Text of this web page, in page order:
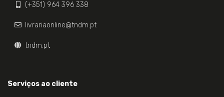
(+351) 964 396 338
livrariaonline@tndm.pt
tndm.pt
Serviços ao cliente